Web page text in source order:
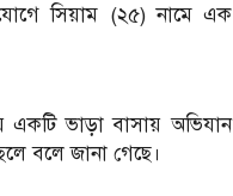
সিয়াম (২৫) নামে এক
ভাড়া বাসায় অভিযান
বলে জানা গেছে।